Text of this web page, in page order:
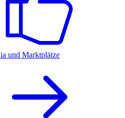
und Marktplätze